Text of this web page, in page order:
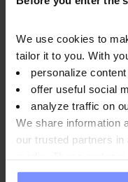
We use cookies to
tailor it to you. With
personalize
offer useful social
analyze traffic on
We share information
our trusted partners
information you have
Información
Parámetros